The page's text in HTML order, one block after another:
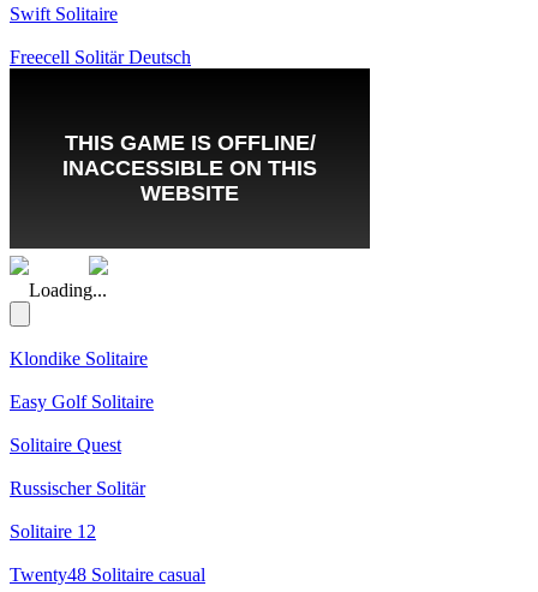
Swift Solitaire
Freecell Solitär Deutsch
Loading...
Klondike Solitaire
Easy Golf Solitaire
Solitaire Quest
Russischer Solitär
Solitaire 12
Twenty48 Solitaire casual